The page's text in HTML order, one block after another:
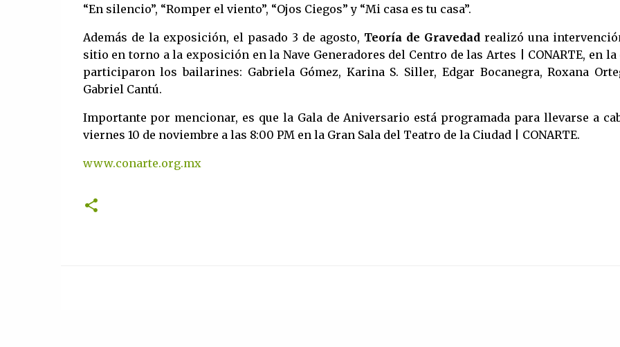
“En silencio”, “Romper el viento”, “Ojos Ciegos” y “Mi casa es tu casa”.
Además de la exposición, el pasado 3 de agosto, Teoría de Gravedad realizó una
sitio en torno a la exposición en la Nave Generadores del Centro de las Artes | CONARTE, en la
participaron los bailarines: Gabriela Gómez, Karina S. Siller, Edgar Bocanegra, Roxana
Gabriel Cantú.
Importante por mencionar, es que la Gala de Aniversario está programada para llevarse a
viernes 10 de noviembre a las 8:00 PM en la Gran Sala del Teatro de la Ciudad | CONARTE.
www.conarte.org.mx